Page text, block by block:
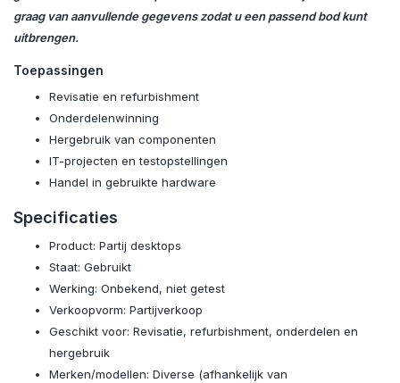
graag van aanvullende gegevens zodat u een passend bod kunt
uitbrengen.
Toepassingen
Revisatie en refurbishment
Onderdelenwinning
Hergebruik van componenten
IT-projecten en testopstellingen
Handel in gebruikte hardware
Specificaties
Product: Partij desktops
Staat: Gebruikt
Werking: Onbekend, niet getest
Verkoopvorm: Partijverkoop
Geschikt voor: Revisatie, refurbishment, onderdelen en
hergebruik
Merken/modellen: Diverse (afhankelijk van